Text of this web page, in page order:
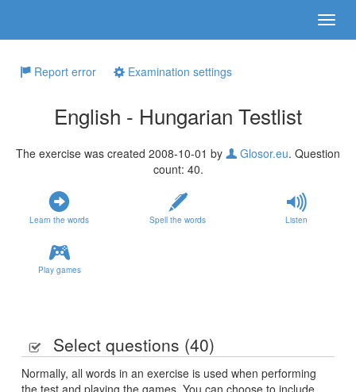
Report error Examination settings
English - Hungarian Testlist
The exercise was created 2008-10-01 by Glosor.eu. Question
count: 40.
Learn the words Spell the words Listen
Play games
Select questions (40)
Normally, all words in an exercise is used when performing
the test and playing the games. You can choose to include